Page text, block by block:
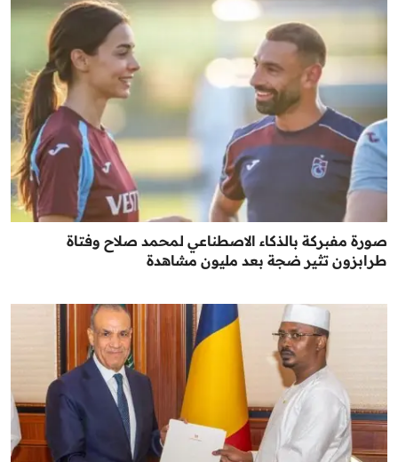
صورة مفبركة بالذكاء الاصطناعي لمحمد صلاح وفتاة
طرابزون تثير ضجة بعد مليون مشاهدة